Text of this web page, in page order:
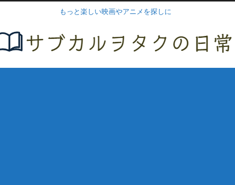
もっと楽しい映画やアニメを探しに